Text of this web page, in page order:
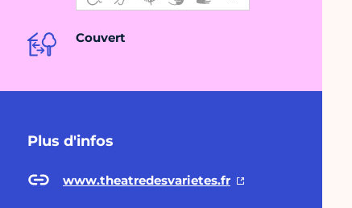
Couvert
Plus d'infos
www.theatredesvarietes.fr